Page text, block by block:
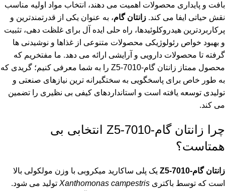
بافت و پایداری محصولات اهمیت می دهند، انتخاب مواد اولیه مناسب
نقش حیاتی ایفا می کند. زانتان گام، به عنوان یکی از قدرتمندترین و
پرکاربردترین هیدروکلوئیدها، راه حلی ایده آل برای غلظت دهی، تثبیت
و بهبود خواص رئولوژیکی محصولات متنوعی از غذاها و نوشیدنی ها
گرفته تا محصولات دارویی و آرایشی ارائه می دهد. ما مفتخریم که
محصول ممتاز زانتان گام-Z5-7010 را به شما معرفی کنیم؛ گریدی که
به طور خاص برای پاسخگویی به سختگیرانه ترین نیازهای صنعتی و
تولیدی توسعه یافته است و استانداردهای کیفی بی نظیری را تضمین
می کند.
چرا زانتان گام-Z5-7010 انتخابی بی
همتاست؟
زانتان گام-Z5-7010
یک پلی ساکارید میکروبی با وزن مولکولی بالا
است که توسط باکتری Xanthomonas campestris تولید می شود.